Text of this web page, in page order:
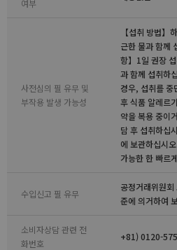
여부
사전심의 필 유무 및
부작용 발생 가능성
【섭취 방법】
근한 물과 함께
항】1일 권장
과 함께 섭취하
경우, 섭취를 중
후 식품 알레르
약을 복용 중이
담 후 섭취하십
에 보관하십시
가능한 한 빠르
수입신고 필 유무
공정거래위원
준에 의거하여
소비자상담 관련 전
화번호
+81) 0120-